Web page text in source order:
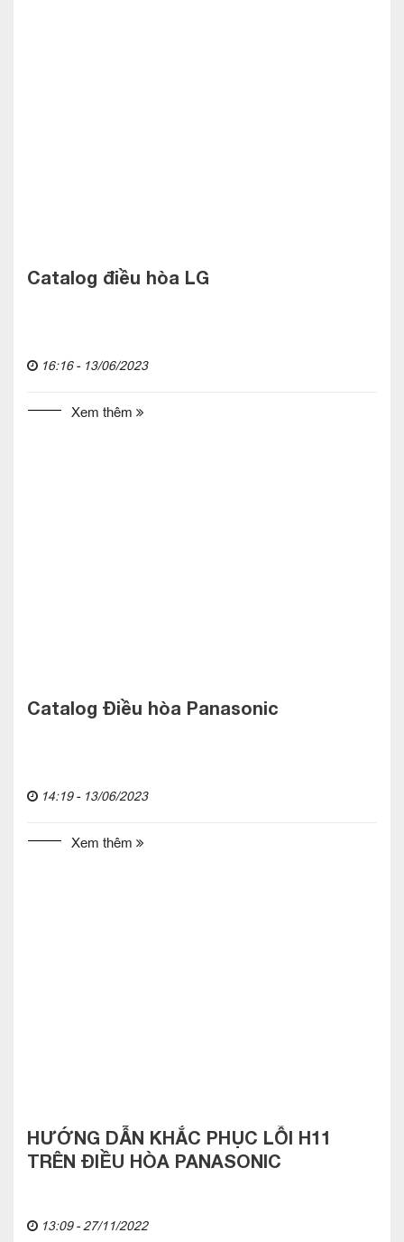
Catalog điều hòa LG
16:16 - 13/06/2023
Xem thêm
Catalog Điều hòa Panasonic
14:19 - 13/06/2023
Xem thêm
HƯỚNG DẪN KHẮC PHỤC LỖI H11
TRÊN ĐIỀU HÒA PANASONIC
13:09 - 27/11/2022